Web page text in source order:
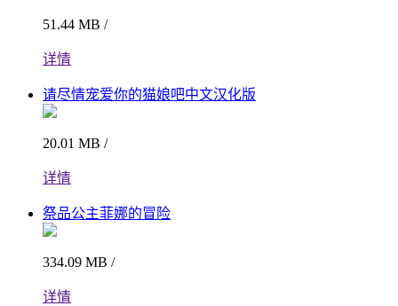
51.44 MB /
详情
请尽情宠爱你的猫娘吧中文汉化版
20.01 MB /
详情
祭品公主菲娜的冒险
334.09 MB /
详情